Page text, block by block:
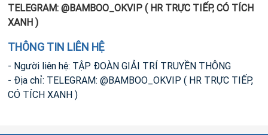
TELEGRAM: @BAMBOO_OKVIP ( HR TRỰC TIẾP, CÓ TÍCH
XANH )
THÔNG TIN LIÊN HỆ
- Người liên hệ: TẬP ĐOÀN GIẢI TRÍ TRUYỀN THÔNG
- Địa chỉ: TELEGRAM: @BAMBOO_OKVIP ( HR TRỰC TIẾP,
CÓ TÍCH XANH )